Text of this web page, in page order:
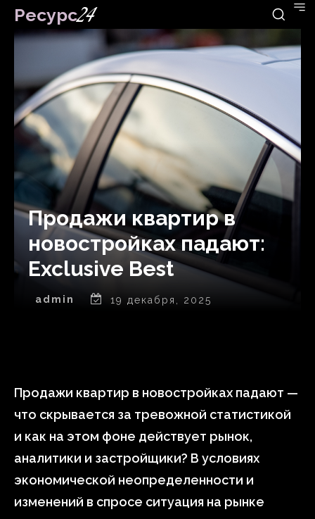
Ресурс24
Продажи квартир в
новостройках падают:
Exclusive Best
admin 19 декабря, 2025
Продажи квартир в новостройках падают —
что скрывается за тревожной статистикой
и как на этом фоне действует рынок,
аналитики и застройщики? В условиях
экономической неопределенности и
изменений в спросе ситуация на рынке